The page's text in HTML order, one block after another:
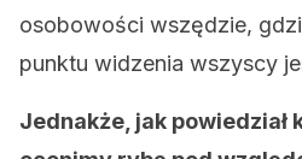
osobowości wszędzie,
punktu widzenia wszyscy
Jednakże, jak powiedział